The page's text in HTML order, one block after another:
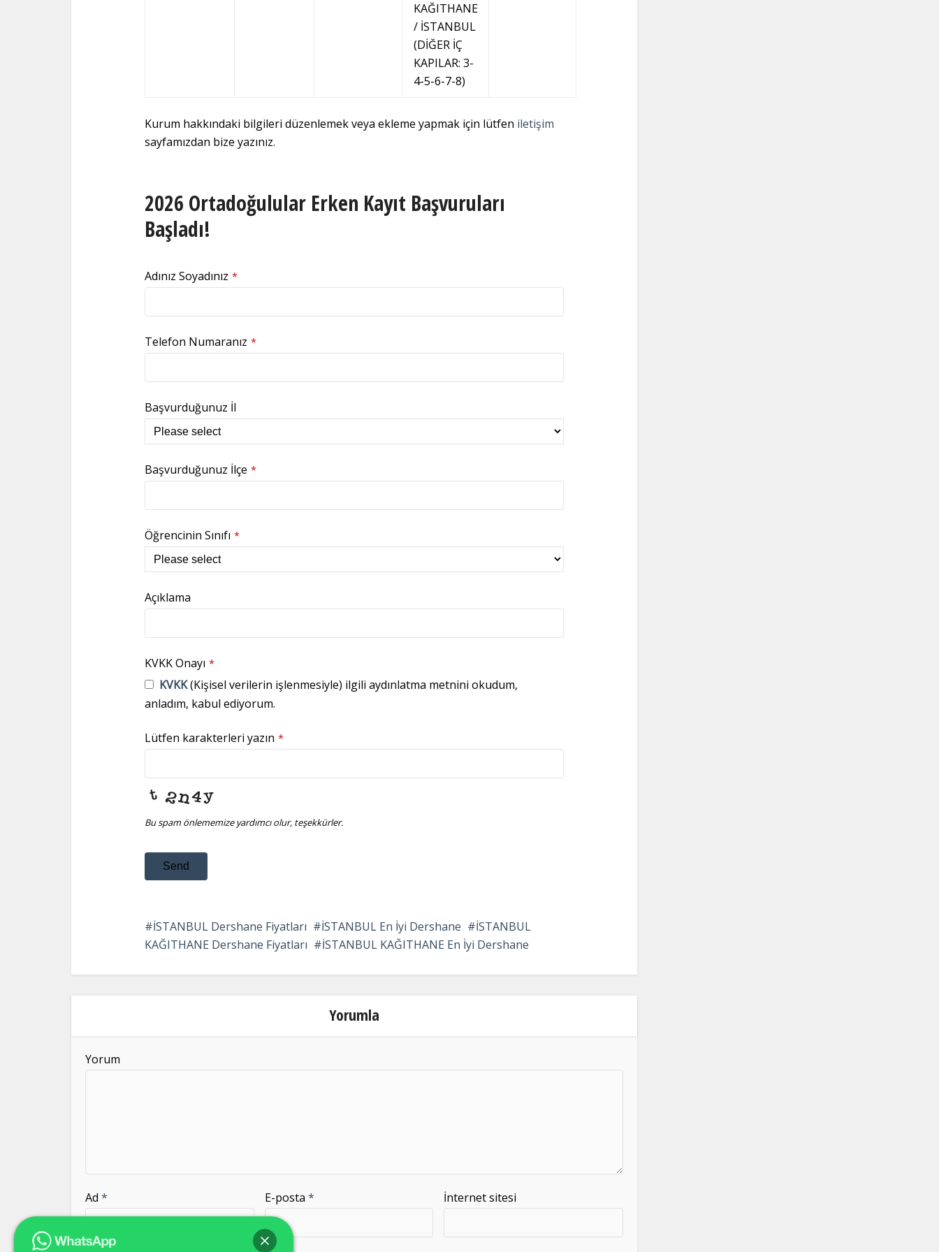
KAĞITHANE
/ İSTANBUL
(DİĞER İÇ
KAPILAR: 3-
4-5-6-7-8)
Kurum hakkındaki bilgileri düzenlemek veya ekleme yapmak için lütfen iletişim
sayfamızdan bize yazınız.
2026 Ortadoğulular Erken Kayıt Başvuruları
Başladı!
Adınız Soyadınız *
Telefon Numaranız *
Başvurduğunuz İl
Başvurduğunuz İlçe *
Öğrencinin Sınıfı *
Açıklama
KVKK Onayı *
KVKK(Kişisel verilerin işlenmesiyle) ilgili aydınlatma metnini okudum,
anladım, kabul ediyorum.
Lütfen karakterleri yazın *
Bu spam önlememize yardımcı olur, teşekkürler.
Send
field
should
left
İSTANBUL Dershane Fiyatları İSTANBUL En İyi Dershane
İSTANBUL
KAĞITHANE Dershane Fiyatları
İSTANBUL KAĞITHANE En İyi Dershane
Yorumla
Yorum
Ad * E-posta * İnternet sitesi